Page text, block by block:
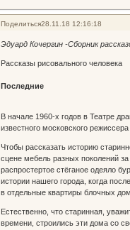
Поделиться28.11.18 12:16:18
Эдуард Кочергин -Сборник
Рассказы рисовального человека
Последние
В начале 1960-х годов в Театре
известного московского
Чтобы рассказать историю
сцене мебель разных поколений
распростертое стёганое одеяло
истории нашего города, когда
в отдельные квартиры блочных
Естественно, что старинная,
времени, строились эти дома со